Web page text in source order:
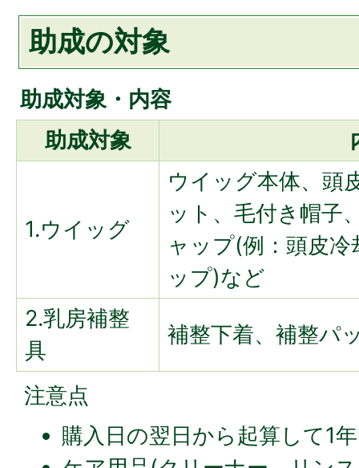
助成の対象
助成対象・内容
助成対象
1.ウイッグ
ウイッグ本体、頭
ット、毛付き帽子
ャップ(例：頭皮
ップ)など
2.乳房補整
具
補整下着、補整パ
注意点
購入日の翌日から起算して1